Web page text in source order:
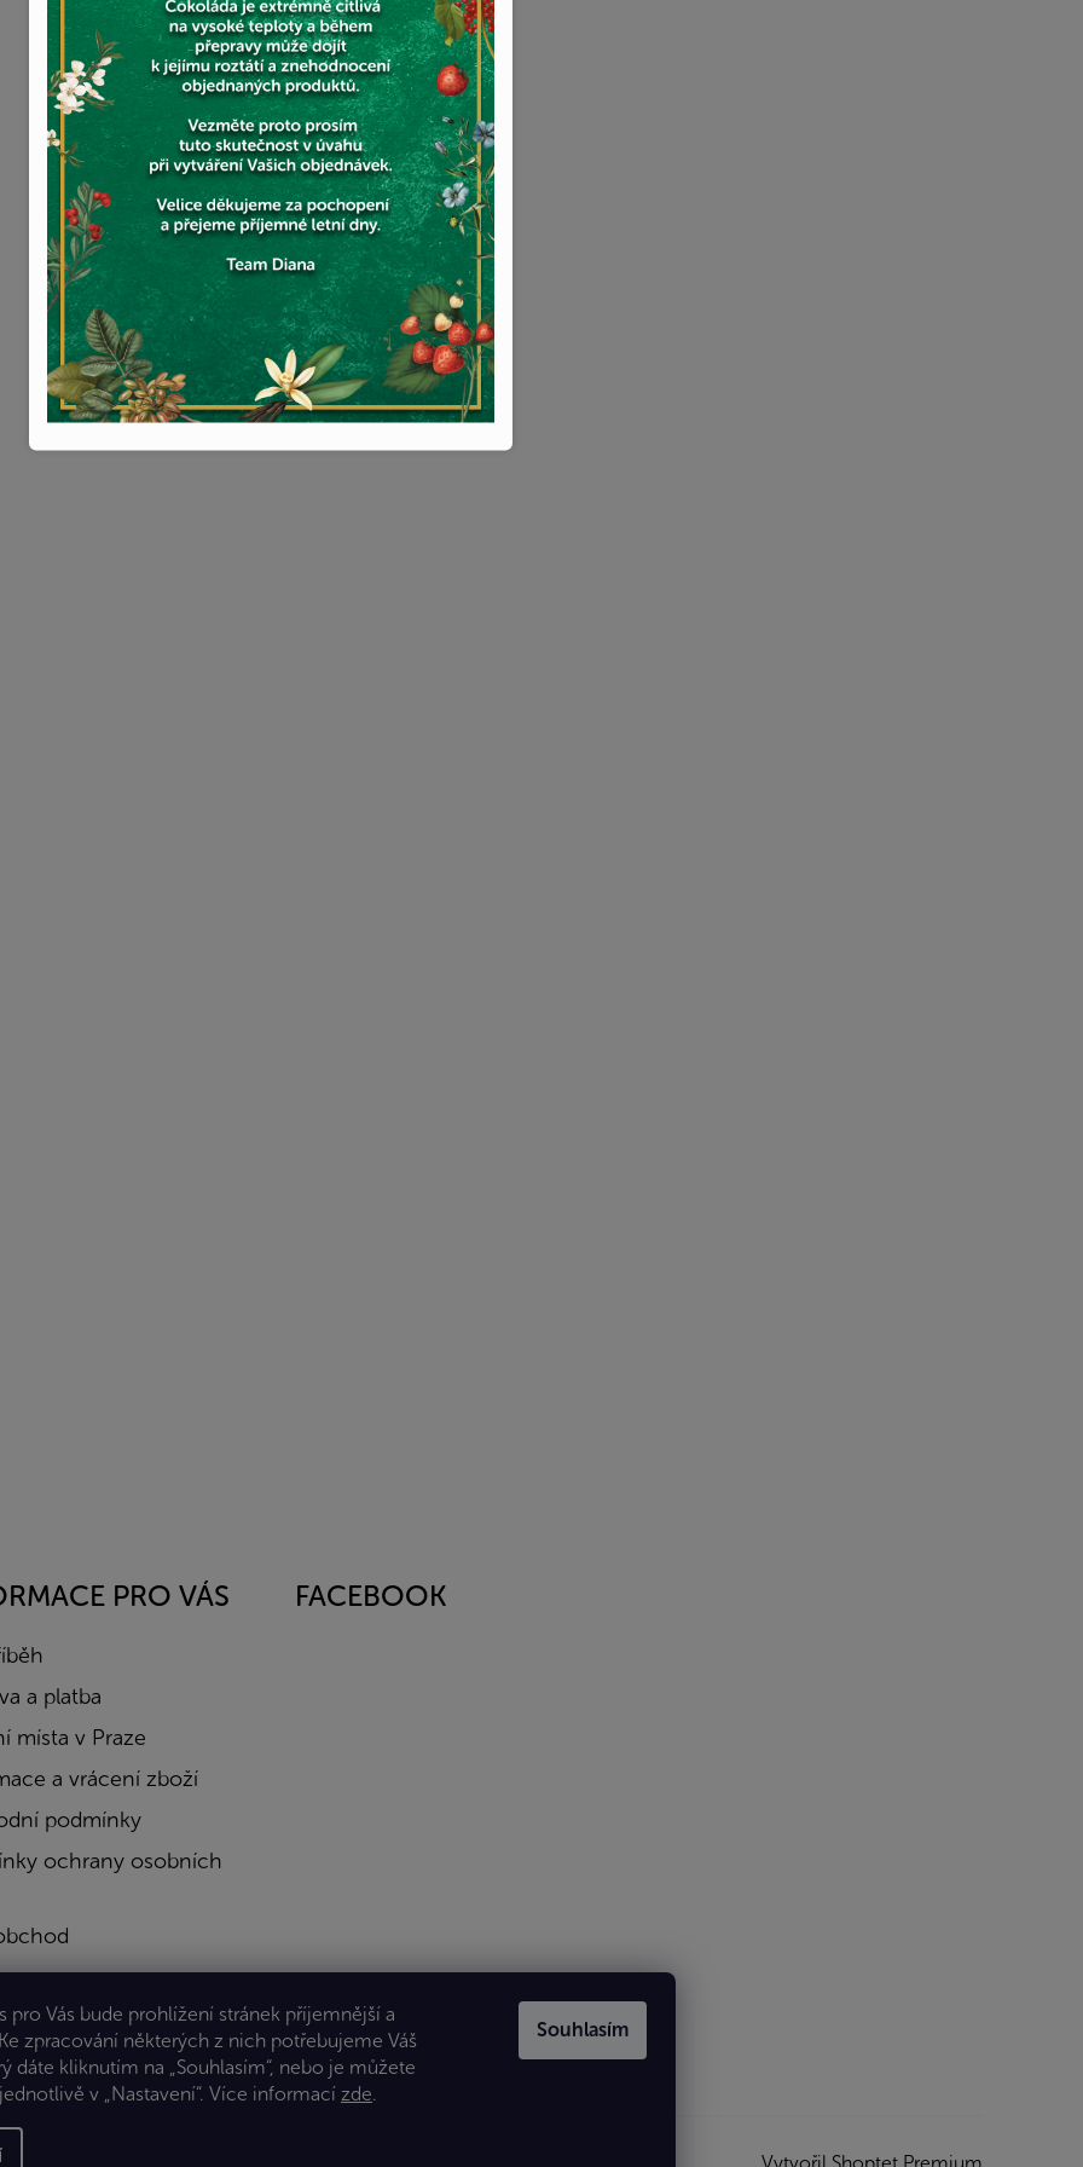
pro Vás bude prohlížení stránek příjemnější a
zpracování některých z nich potřebujeme Váš
dáte kliknutím na „Souhlasím“, nebo je můžete
v „Nastavení“. Více informací zde.
Souhlasím
PRO VÁS
a platba
místa v Praze
a vrácení zboží
podmínky
ochrany osobních
FACEBOOK